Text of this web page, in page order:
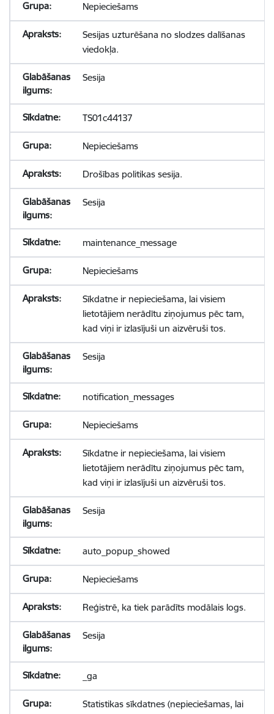
Nepieciešams
Sesijas uzturēšana no slodzes dalīšanas
viedokļa.
Sesija
TS01c44137
Nepieciešams
Drošības politikas sesija.
Sesija
maintenance_message
Nepieciešams
Sīkdatne ir nepieciešama, lai visiem
lietotājiem nerādītu ziņojumus pēc tam,
kad viņi ir izlasījuši un aizvēruši tos.
Sesija
notification_messages
Nepieciešams
Sīkdatne ir nepieciešama, lai visiem
lietotājiem nerādītu ziņojumus pēc tam,
kad viņi ir izlasījuši un aizvēruši tos.
Sesija
auto_popup_showed
Nepieciešams
Reģistrē, ka tiek parādīts modālais logs.
Sesija
_ga
Statistikas sīkdatnes (nepieciešamas, lai